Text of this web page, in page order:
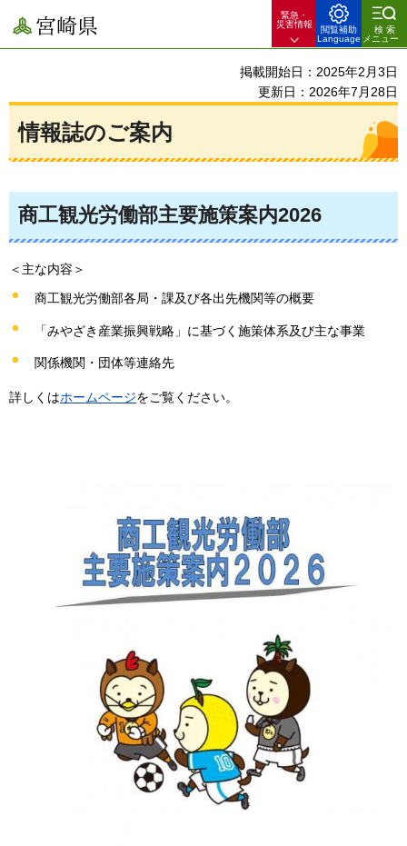
宮崎県
緊急・
災害情報
閲覧補助
Language
検索
メニュー
掲載開始日：2025年2月3日
更新日：2026年7月28日
情報誌のご案内
商工観光労働部主要施策案内2026
＜主な内容＞
商工観光労働部各局・課及び各出先機関等の概要
「みやざき産業振興戦略」に基づく施策体系及び主な事業
関係機関・団体等連絡先
詳しくはホームページをご覧ください。